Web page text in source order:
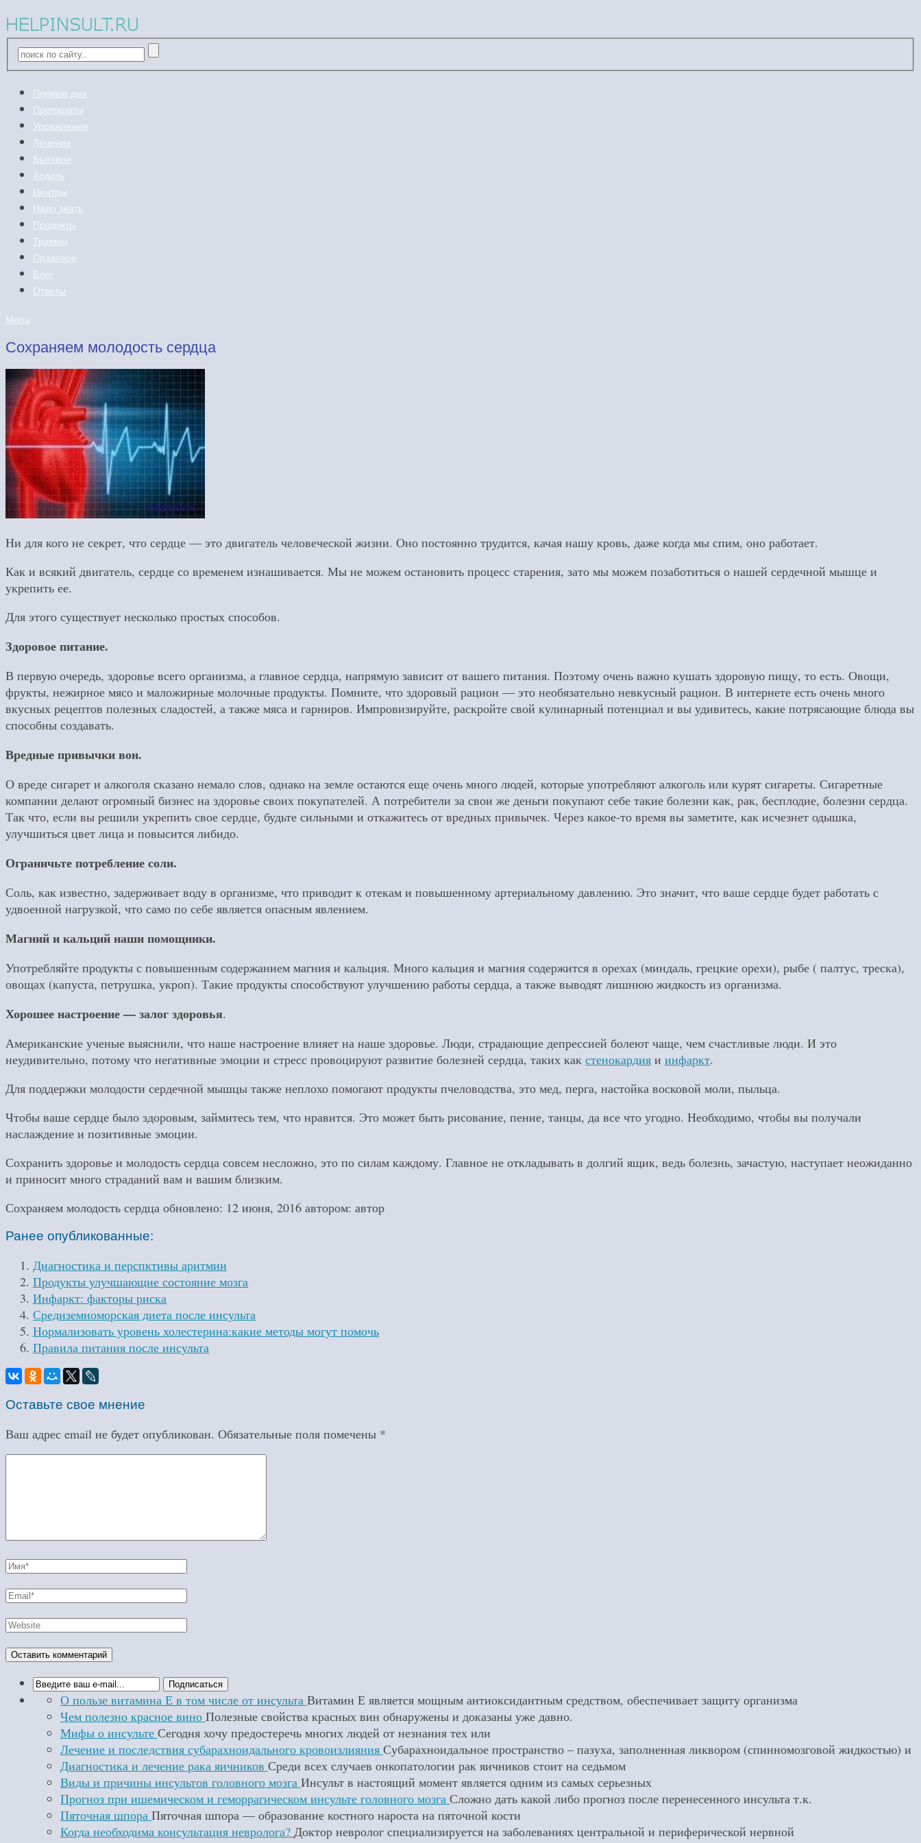
Первые дни
Препараты
Упражнения
Лечение
Бытовое
Ходить
Центры
Надо знать
Продукты
Травмы
Правовое
Блог
Ответы
Menu
Сохраняем молодость сердца
Ни для кого не секрет, что сердце — это двигатель человеческой жизни. Оно постоянно трудится, качая нашу кровь, даже когда мы спим, оно работает.
Как и всякий двигатель, сердце со временем изнашивается. Мы не можем остановить процесс старения, зато мы можем позаботиться о нашей сердечной мышце и
укрепить ее.
Для этого существует несколько простых способов.
Здоровое питание.
В первую очередь, здоровье всего организма, а главное сердца, напрямую зависит от вашего питания. Поэтому очень важно кушать здоровую пищу, то есть. Овощи,
фрукты, нежирное мясо и маложирные молочные продукты. Помните, что здоровый рацион — это необязательно невкусный рацион. В интернете есть очень много
вкусных рецептов полезных сладостей, а также мяса и гарниров. Импровизируйте, раскройте свой кулинарный потенциал и вы удивитесь, какие потрясающие блюда вы
способны создавать.
Вредные привычки вон.
О вреде сигарет и алкоголя сказано немало слов, однако на земле остаются еще очень много людей, которые употребляют алкоголь или курят сигареты. Сигаретные
компании делают огромный бизнес на здоровье своих покупателей. А потребители за свои же деньги покупают себе такие болезни как, рак, бесплодие, болезни сердца.
Так что, если вы решили укрепить свое сердце, будьте сильными и откажитесь от вредных привычек. Через какое-то время вы заметите, как исчезнет одышка,
улучшиться цвет лица и повысится либидо.
Ограничьте потребление соли.
Соль, как известно, задерживает воду в организме, что приводит к отекам и повышенному артериальному давлению. Это значит, что ваше сердце будет работать с
удвоенной нагрузкой, что само по себе является опасным явлением.
Магний и кальций наши помощники.
Употребляйте продукты с повышенным содержанием магния и кальция. Много кальция и магния содержится в орехах (миндаль, грецкие орехи), рыбе ( палтус, треска),
овощах (капуста, петрушка, укроп). Такие продукты способствуют улучшению работы сердца, а также выводят лишнюю жидкость из организма.
Хорошее настроение — залог здоровья.
Американские ученые выяснили, что наше настроение влияет на наше здоровье. Люди, страдающие депрессией болеют чаще, чем счастливые люди. И это
неудивительно, потому что негативные эмоции и стресс провоцируют развитие болезней сердца, таких как стенокардия и инфаркт.
Для поддержки молодости сердечной мышцы также неплохо помогают продукты пчеловодства, это мед, перга, настойка восковой моли, пыльца.
Чтобы ваше сердце было здоровым, займитесь тем, что нравится. Это может быть рисование, пение, танцы, да все что угодно. Необходимо, чтобы вы получали
наслаждение и позитивные эмоции.
Сохранить здоровье и молодость сердца совсем несложно, это по силам каждому. Главное не откладывать в долгий ящик, ведь болезнь, зачастую, наступает неожиданно
и приносит много страданий вам и вашим близким.
Сохраняем молодость сердца обновлено: 12 июня, 2016 автором: автор
Ранее опубликованные:
Диагностика и перспктивы аритмии
Продукты улучшающие состояние мозга
Инфаркт: факторы риска
Средиземноморская диета после инсульта
Нормализовать уровень холестерина:какие методы могут помочь
Правила питания после инсульта
Оставьте свое мнение
Ваш адрес email не будет опубликован. Обязательные поля помечены *
О пользе витамина Е в том числе от инсульта Витамин Е является мощным антиоксидантным средством, обеспечивает защиту организма
Чем полезно красное вино Полезные свойства красных вин обнаружены и доказаны уже давно.
Мифы о инсульте Сегодня хочу предостеречь многих людей от незнания тех или
Лечение и последствия субарахноидального кровоизлияния Субарахноидальное пространство – пазуха, заполненная ликвором (спинномозговой жидкостью) и
Диагностика и лечение рака яичников Среди всех случаев онкопатологии рак яичников стоит на седьмом
Виды и причины инсультов головного мозга Инсульт в настоящий момент является одним из самых серьезных
Прогноз при ишемическом и геморрагическом инсульте головного мозга Сложно дать какой либо прогноз после перенесенного инсульта т.к.
Пяточная шпора Пяточная шпора — образование костного нароста на пяточной кости
Когда необходима консультация невролога? Доктор невролог специализируется на заболеваниях центральной и периферической нервной